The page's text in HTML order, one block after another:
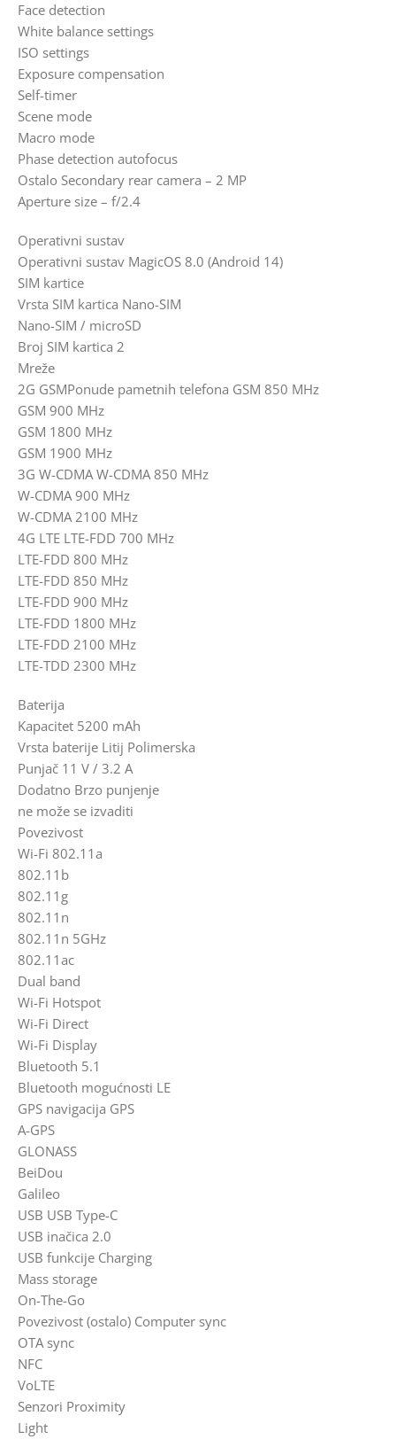
Face detection
White balance settings
ISO settings
Exposure compensation
Self-timer
Scene mode
Macro mode
Phase detection autofocus
Ostalo Secondary rear camera – 2 MP
Aperture size – f/2.4
Operativni sustav
Operativni sustav MagicOS 8.0 (Android 14)
SIM kartice
Vrsta SIM kartica Nano-SIM
Nano-SIM / microSD
Broj SIM kartica 2
Mreže
2G GSMPonude pametnih telefona GSM 850 MHz
GSM 900 MHz
GSM 1800 MHz
GSM 1900 MHz
3G W-CDMA W-CDMA 850 MHz
W-CDMA 900 MHz
W-CDMA 2100 MHz
4G LTE LTE-FDD 700 MHz
LTE-FDD 800 MHz
LTE-FDD 850 MHz
LTE-FDD 900 MHz
LTE-FDD 1800 MHz
LTE-FDD 2100 MHz
LTE-TDD 2300 MHz
Baterija
Kapacitet 5200 mAh
Vrsta baterije Litij Polimerska
Punjač 11 V / 3.2 A
Dodatno Brzo punjenje
ne može se izvaditi
Povezivost
Wi-Fi 802.11a
802.11b
802.11g
802.11n
802.11n 5GHz
802.11ac
Dual band
Wi-Fi Hotspot
Wi-Fi Direct
Wi-Fi Display
Bluetooth 5.1
Bluetooth mogućnosti LE
GPS navigacija GPS
A-GPS
GLONASS
BeiDou
Galileo
USB USB Type-C
USB inačica 2.0
USB funkcije Charging
Mass storage
On-The-Go
Povezivost (ostalo) Computer sync
OTA sync
NFC
VoLTE
Senzori Proximity
Light